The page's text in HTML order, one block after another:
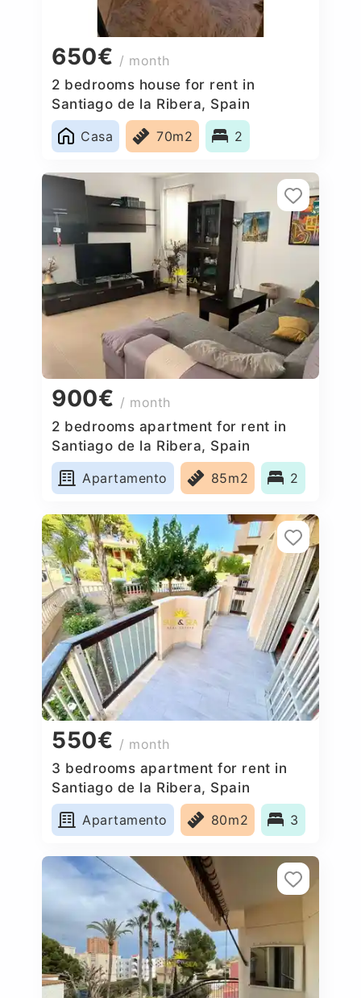
650€ / month
2 bedrooms house for rent in
Santiago de la Ribera, Spain
Casa
70m2 2
900€ / month
2 bedrooms apartment for rent in
Santiago de la Ribera, Spain
Apartamento
85m2 2
550€ / month
3 bedrooms apartment for rent in
Santiago de la Ribera, Spain
Apartamento
80m2 3